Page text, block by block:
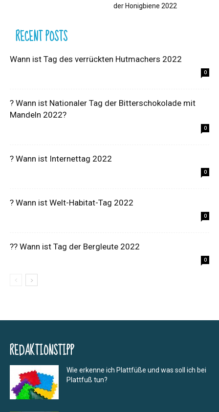
der Honigbiene 2022
RECENT POSTS
Wann ist Tag des verrückten Hutmachers 2022
0
? Wann ist Nationaler Tag der Bitterschokolade mit
Mandeln 2022?
0
? Wann ist Internettag 2022
0
? Wann ist Welt-Habitat-Tag 2022
0
?‍? Wann ist Tag der Bergleute 2022
0
REDAKTIONSTIPP
Wie erkenne ich Plattfüße und was soll ich bei
Plattfuß tun?